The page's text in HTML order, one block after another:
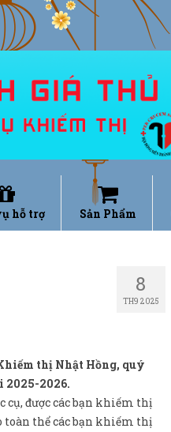
hỗ trợ Sản Phẩm
8
TH9 2025
thị Nhật Hồng, quý
2025-2026.
được các bạn khiếm thị
toàn thể các bạn khiếm thị